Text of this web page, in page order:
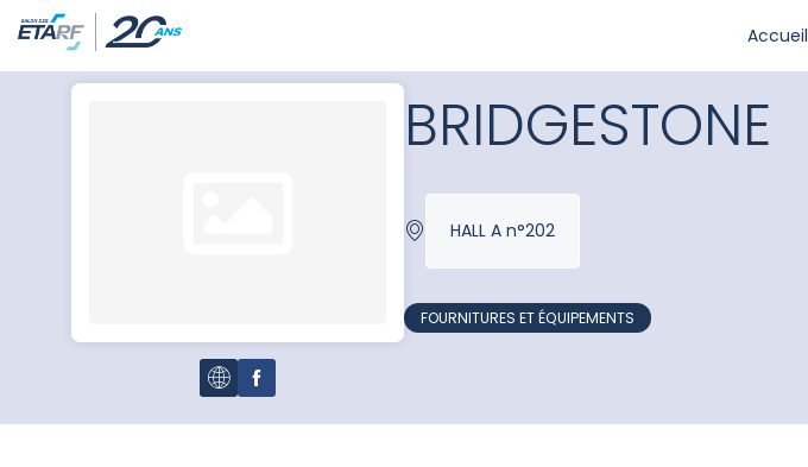
Accueil
BRIDGESTONE
HALL A n°202
FOURNITURES ET ÉQUIPEMENTS